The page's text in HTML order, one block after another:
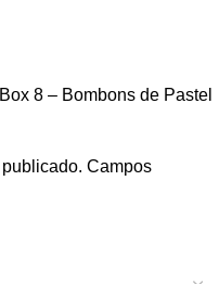
8 – Bombons de Pastel
Campos